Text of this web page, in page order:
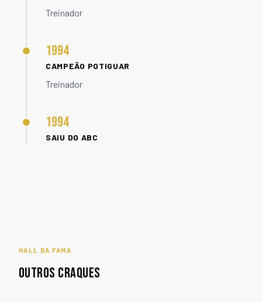
Treinador
1994
CAMPEÃO POTIGUAR
Treinador
1994
SAIU DO ABC
HALL DA FAMA
OUTROS CRAQUES